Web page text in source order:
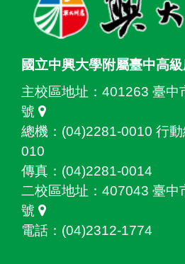
國立中興大學附屬臺中高
主校區地址： 401263 臺中
號
總機：(04)2281-0010 行
010
傳真：(04)2281-0014
二校區地址： 407043 臺中
號
電話：(04)2312-1774